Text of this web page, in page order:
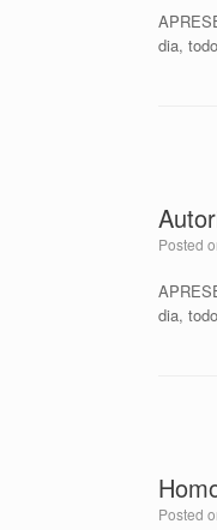
dia,
Posted
dia,
Posted